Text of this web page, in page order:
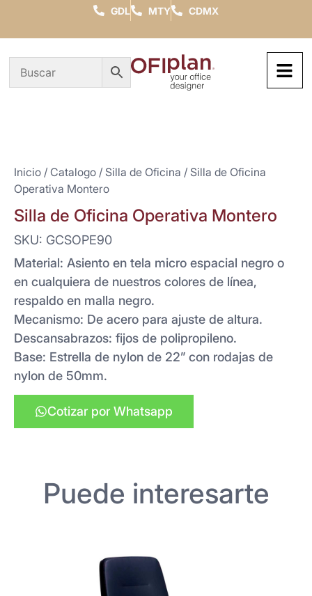
GDL MTY CDMX
Inicio / Catalogo / Silla de Oficina / Silla de Oficina
Operativa Montero
Silla de Oficina Operativa Montero
SKU: GCSOPE90
Material: Asiento en tela micro espacial negro o
en cualquiera de nuestros colores de línea,
respaldo en malla negro.
Mecanismo: De acero para ajuste de altura.
Descansabrazos: fijos de polipropileno.
Base: Estrella de nylon de 22” con rodajas de
nylon de 50mm.
Cotizar por Whatsapp
Puede interesarte